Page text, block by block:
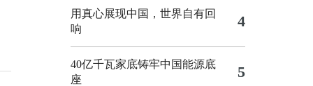
用真心展现中国，世界自有回
响
4
40亿千瓦家底铸牢中国能源底
座
5